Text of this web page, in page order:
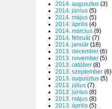
2014. augusztus (3)
2014. június (5)
2014. május (5)
2014. április (4)
2014. március (9)
2014. február (7)
2014. január (18)
2013. december (6)
2013. november (5)
2013. október (8)
2013. szeptember (6)
2013. augusztus (5)
2013. július (7)
2013. június (8)
2013. május (8)
2013. április (5)